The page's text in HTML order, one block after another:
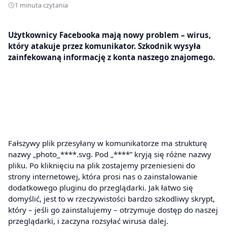
1 minuta czytania
Użytkownicy Facebooka mają nowy problem – wirus,
który atakuje przez komunikator. Szkodnik wysyła
zainfekowaną informację z konta naszego znajomego.
Fałszywy plik przesyłany w komunikatorze ma strukturę
nazwy „photo_****.svg. Pod „****” kryją się różne nazwy
pliku. Po kliknięciu na plik zostajemy przeniesieni do
strony internetowej, która prosi nas o zainstalowanie
dodatkowego pluginu do przeglądarki. Jak łatwo się
domyślić, jest to w rzeczywistości bardzo szkodliwy skrypt,
który – jeśli go zainstalujemy – otrzymuje dostęp do naszej
przeglądarki, i zaczyna rozsyłać wirusa dalej.